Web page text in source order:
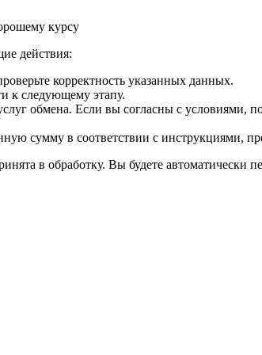
курсу
действия:
корректность указанных данных.
к следующему этапу.
обмена. Если вы согласны с условиями,
сумму в соответствии с инструкциями,
в обработку. Вы будете